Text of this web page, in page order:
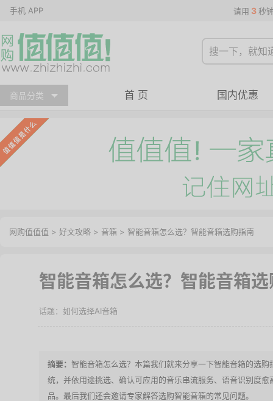
手机 APP 请用 3 秒
商品分类 首 页 国内优惠
网购值值值 > 好文攻略 > 音箱 > 智能音箱怎么选？智能音箱选购指南
智能音箱怎么选？智能音箱
如何选择AI音箱
智能音箱怎么选？本篇我们就来分享一下智能音箱的选
统，并依用途挑选、确认可应用的音乐串流服务、语音识别度
品。最后我们还会邀请专家解答选购智能音箱的常见问题。